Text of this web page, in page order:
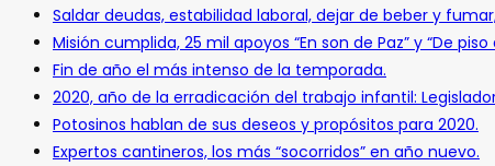
Saldar deudas, estabilidad laboral, dejar de beber y
Misión cumplida, 25 mil apoyos “En son de Paz” y “De
Fin de año el más intenso de la temporada.
2020, año de la erradicación del trabajo infantil:
Potosinos hablan de sus deseos y propósitos para 2020.
Expertos cantineros, los más “socorridos” en año nuevo.